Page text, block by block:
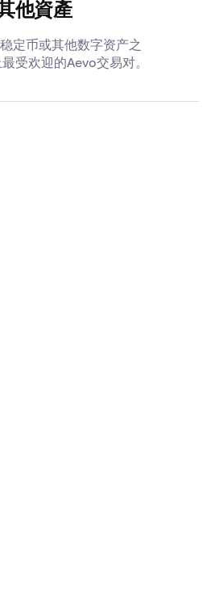
他資產
定币或其他数字资产之
受欢迎的Aevo交易对。